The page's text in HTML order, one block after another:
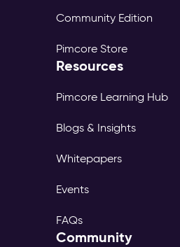
Community Edition
Pimcore Store
Resources
Pimcore Learning Hub
Blogs & Insights
Whitepapers
Events
FAQs
Community